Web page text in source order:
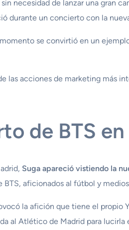
necesidad de lanzar una gran
durante un concierto con la
se convirtió en un
las acciones de marketing más
de BTS
Suga apareció vistiendo la
aficionados al fútbol y
la afición que tiene el propio
al Atlético de Madrid para lucirla